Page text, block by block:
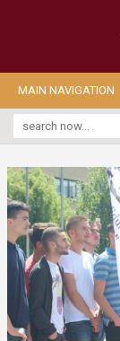
MAIN NAVIGATION